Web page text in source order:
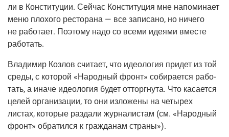
ли в Кон­сти­ту­ции. Сей­час Кон­сти­ту­ция мне напо­ми­на­ет
меню пло­хо­го ресто­ра­на — все запи­са­но, но ниче­го
не рабо­та­ет. Поэто­му надо со все­ми иде­я­ми вме­сте
работать.
Вла­ди­мир Коз­лов счи­та­ет, что идео­ло­гия при­дет из той
сре­ды, с кото­рой «Народ­ный фронт» соби­ра­ет­ся рабо­
тать, а ина­че идео­ло­гия будет отторг­ну­та. Что каса­ет­ся
целей орга­ни­за­ции, то они изло­же­ны на четы­рех
листах, кото­рые раз­да­ли жур­на­ли­стам (см. «Народ­ный
фронт» обра­тил­ся к граж­да­нам страны»).